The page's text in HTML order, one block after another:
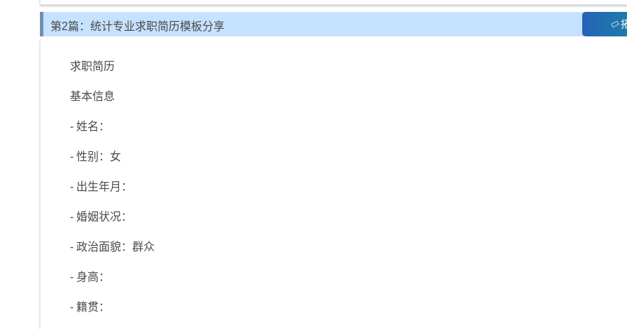
第2篇：统计专业求职简历模板分享
求职简历
基本信息
- 姓名：
- 性别：女
- 出生年月：
- 婚姻状况：
- 政治面貌：群众
- 身高：
- 籍贯：